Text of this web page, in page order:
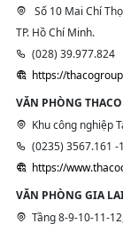
Số 10 Mai Chí
TP. Hồ Chí Minh.
(028) 39.977.824
https://
VĂN PHÒNG
Khu công nghiệp
(0235) 3567.161 -
https://
VĂN PHÒNG GIA
Tầng 8-9-10-11-